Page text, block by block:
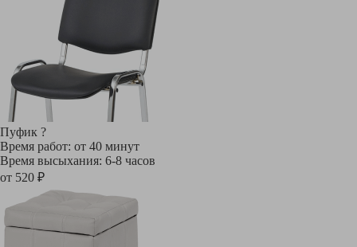
Пуфик ?
Время работ: от 40 минут
Время высыхания: 6-8 часов
от 520 ₽